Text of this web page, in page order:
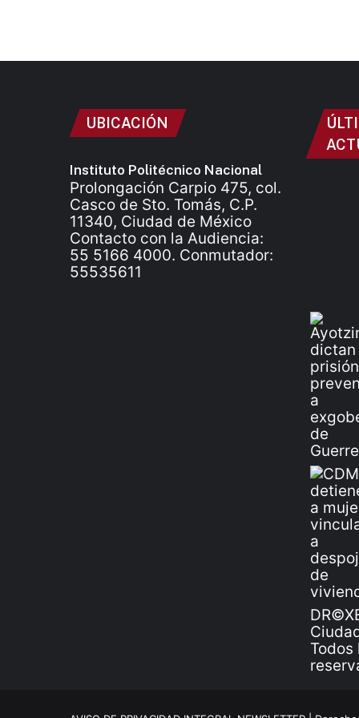
UBICACIÓN
Instituto Politécnico Nacional
Prolongación Carpio 475, col.
Casco de Sto. Tomás, C.P.
11340, Ciudad de México
Contacto con la Audiencia:
55 5166 4000. Conmutador:
55535611